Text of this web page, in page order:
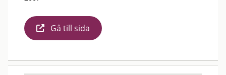
Gå till sida